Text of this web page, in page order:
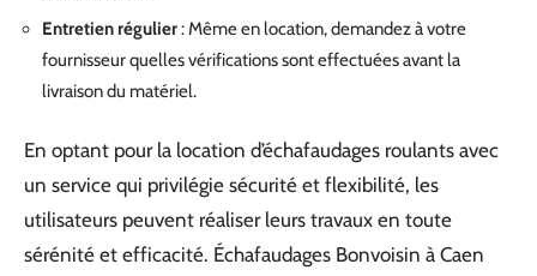
Entretien régulier: Même en location, demandez à votre
fournisseur quelles vérifications sont effectuées avant la
livraison du matériel.
En optant pour la location d’échafaudages roulants avec
un service qui privilégie sécurité et flexibilité, les
utilisateurs peuvent réaliser leurs travaux en toute
sérénité et efficacité. Échafaudages Bonvoisin à Caen